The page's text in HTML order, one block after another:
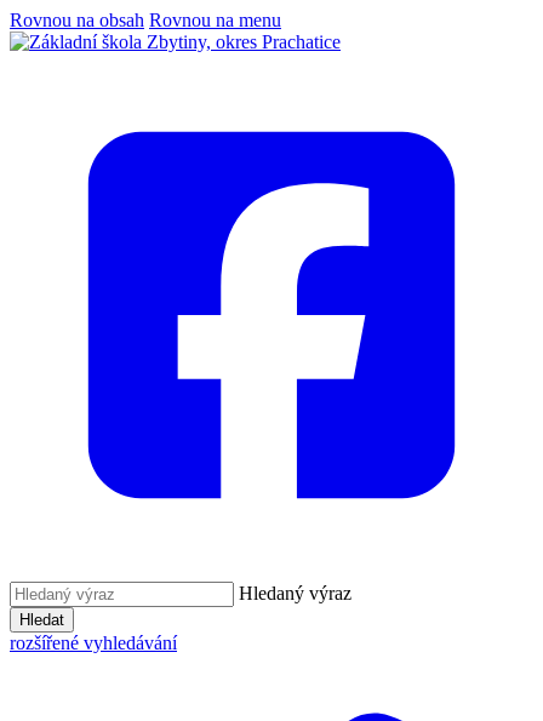
Rovnou na obsah Rovnou na menu
Hledaný výraz
Hledat
rozšířené vyhledávání